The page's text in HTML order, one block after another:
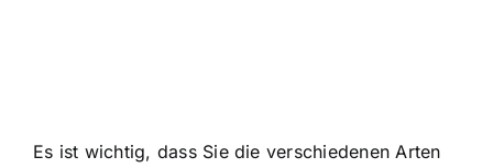
Es ist wichtig, dass Sie die verschiedenen Arten